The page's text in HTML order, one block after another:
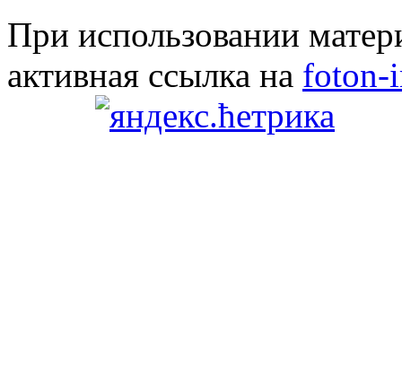
При использовании
активная ссылка на foton-